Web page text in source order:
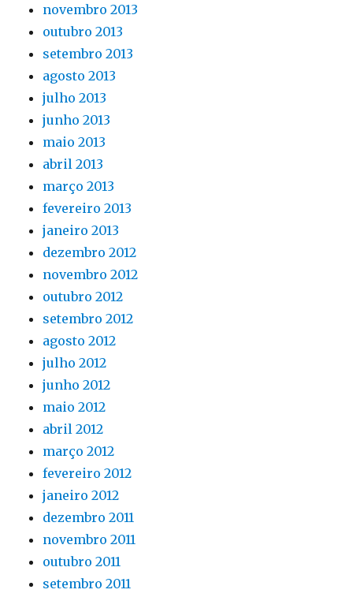
novembro 2013
outubro 2013
setembro 2013
agosto 2013
julho 2013
junho 2013
maio 2013
abril 2013
março 2013
fevereiro 2013
janeiro 2013
dezembro 2012
novembro 2012
outubro 2012
setembro 2012
agosto 2012
julho 2012
junho 2012
maio 2012
abril 2012
março 2012
fevereiro 2012
janeiro 2012
dezembro 2011
novembro 2011
outubro 2011
setembro 2011